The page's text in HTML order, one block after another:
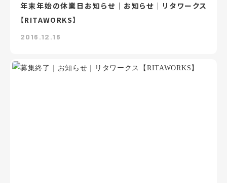
年末年始の休業日お知らせ｜お知らせ｜リタワークス
【RITAWORKS】
2016.12.16